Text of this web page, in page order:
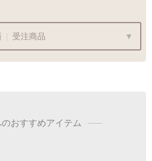
受注商品
ご利用いただけます
おすすめアイテム